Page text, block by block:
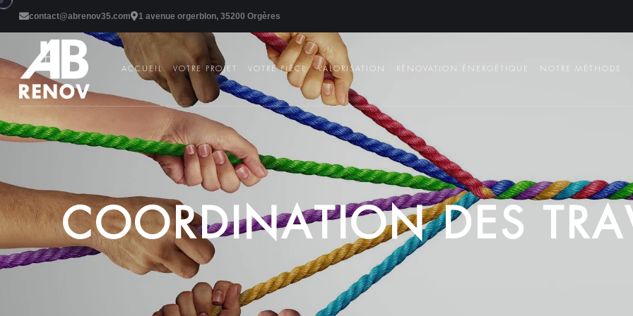
contact@abrenov35.com 1 avenue orgerblon, 35200 Orgères
ACCUEIL VOTRE PROJET VOTRE PIÈCE VALORISATION RÉNOVATION ÉNERGÉTIQUE NOTRE MÉTHODE
COORDINATION DES TRA